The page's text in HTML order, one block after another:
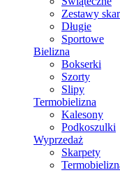
Zestawy
Długie
Sportowe
Bielizna
Bokserki
Szorty
Slipy
Termobielizna
Kalesony
Podkoszulki
Wyprzedaż
Skarpety